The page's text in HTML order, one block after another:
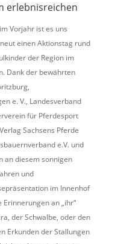
erlebnisreichen
Vorjahr ist es uns
einen Aktionstag rund
der Region im
Dank der bewährten
e. V., Landesverband
für Pferdesport
Sachsens Pferde
e.V. und
an diesem sonnigen
und
im Innenhof
an „ihr“
der Schwalbe, oder den
Erkunden der Stallungen